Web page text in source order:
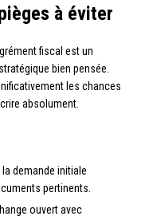
à éviter
fiscal est un
bien pensée.
les chances
absolument.
demande initiale
pertinents.
ouvert avec